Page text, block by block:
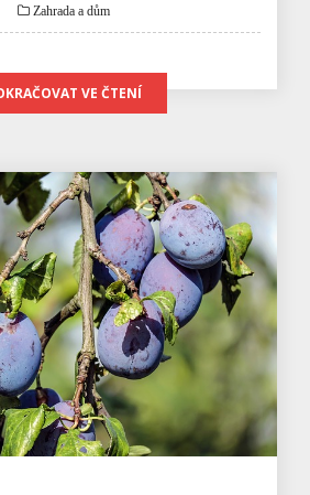
Zahrada a dům
VE ČTENÍ